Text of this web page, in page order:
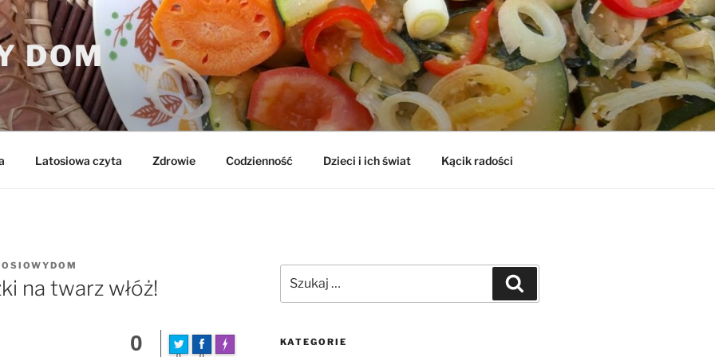
DOM
Latosiowa czyta Zdrowie Codzienność Dzieci i ich świat Kącik radości
na twarz włóż!
0 Made with
KATEGORIE